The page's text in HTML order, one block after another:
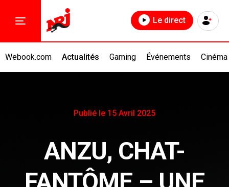
Webook.com Actualités Gaming Événements Cinéma
Le direct
Publié le 15 Avril 2025
ANZU, CHAT-